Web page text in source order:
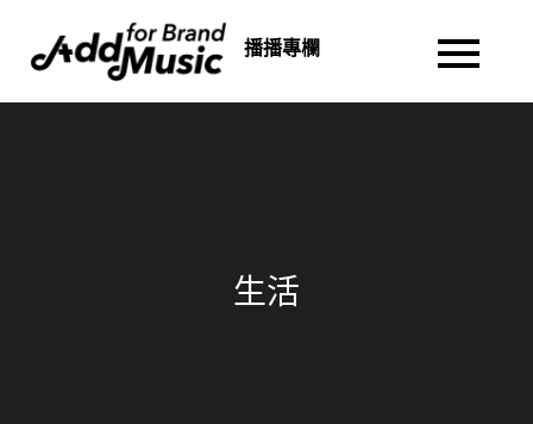
播播專欄
生活